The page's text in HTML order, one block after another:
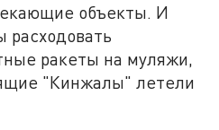
объекты. И
ракеты на муляжи,
"Кинжалы" летели